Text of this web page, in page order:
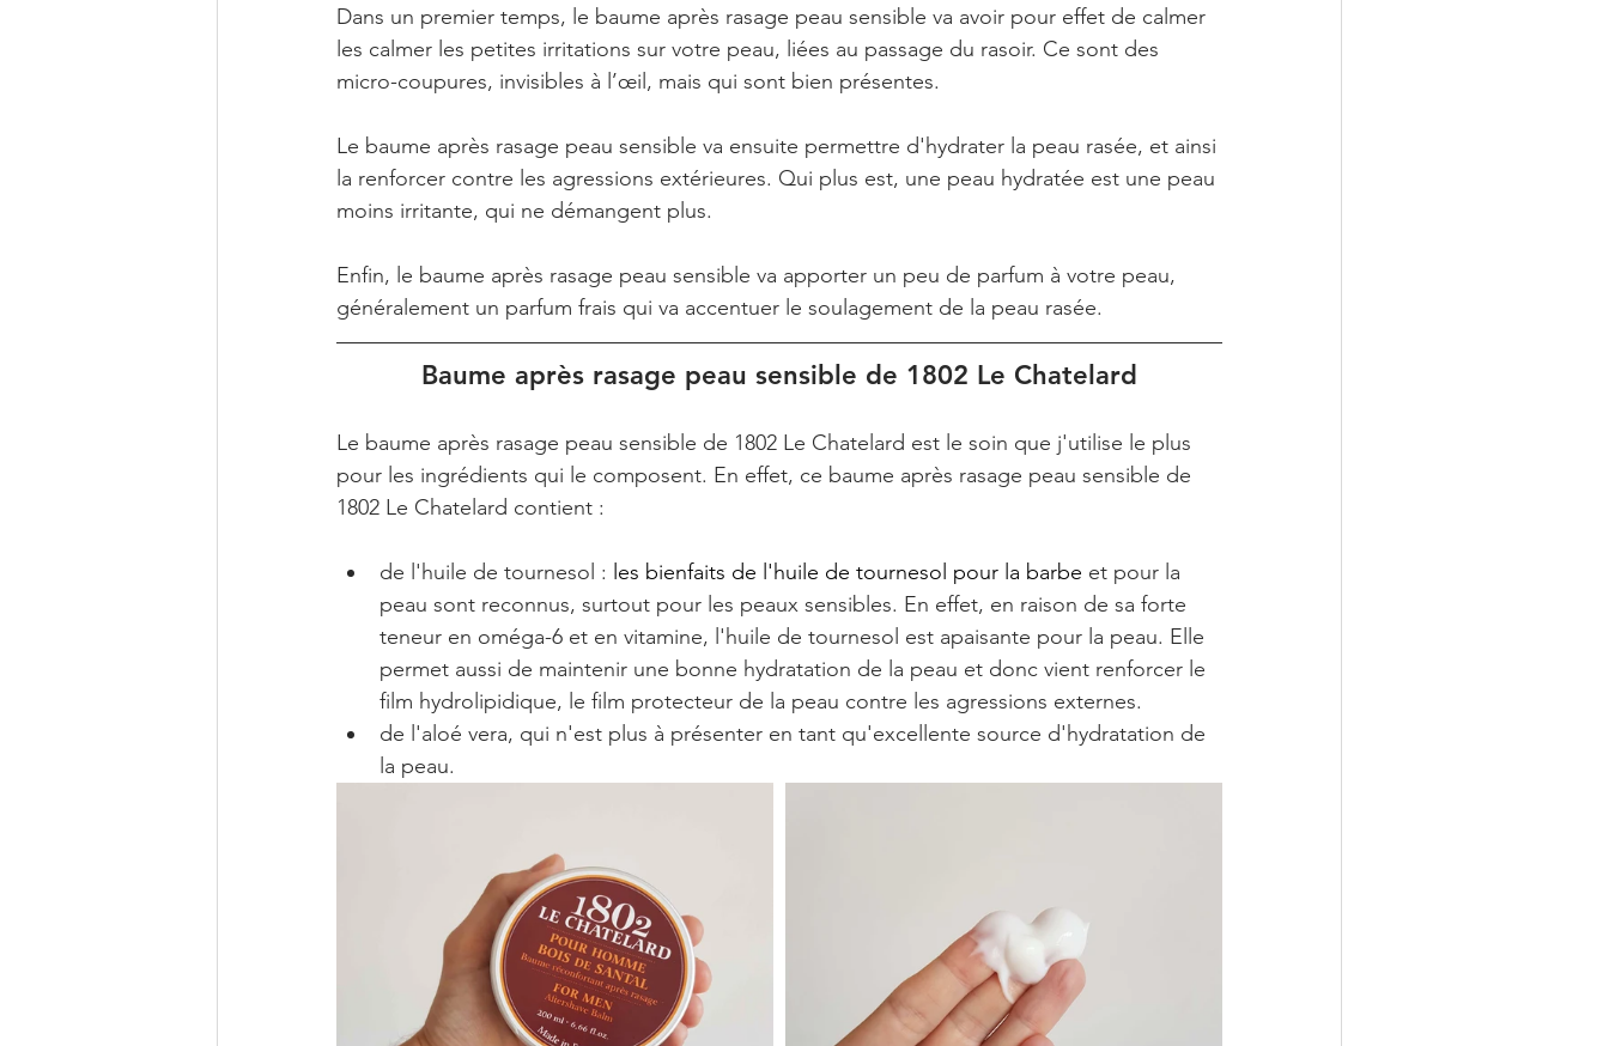
Dans un premier temps, le baume après rasage peau sensible va avoir pour effet de calmer
les calmer les petites irritations sur votre peau, liées au passage du rasoir. Ce sont des
micro-coupures, invisibles à l’œil, mais qui sont bien présentes.
Le baume après rasage peau sensible va ensuite permettre d'hydrater la peau rasée, et ainsi
la renforcer contre les agressions extérieures. Qui plus est, une peau hydratée est une peau
moins irritante, qui ne démangent plus.
Enfin, le baume après rasage peau sensible va apporter un peu de parfum à votre peau,
généralement un parfum frais qui va accentuer le soulagement de la peau rasée.
Baume après rasage peau sensible de 1802 Le Chatelard
Le baume après rasage peau sensible de 1802 Le Chatelard est le soin que j'utilise le plus
pour les ingrédients qui le composent. En effet, ce baume après rasage peau sensible de
1802 Le Chatelard contient :
de l'huile de tournesol : les bienfaits de l'huile de tournesol pour la barbe et pour la
peau sont reconnus, surtout pour les peaux sensibles. En effet, en raison de sa forte
teneur en oméga-6 et en vitamine, l'huile de tournesol est apaisante pour la peau. Elle
permet aussi de maintenir une bonne hydratation de la peau et donc vient renforcer le
film hydrolipidique, le film protecteur de la peau contre les agressions externes.
de l'aloé vera, qui n'est plus à présenter en tant qu'excellente source d'hydratation de
la peau.